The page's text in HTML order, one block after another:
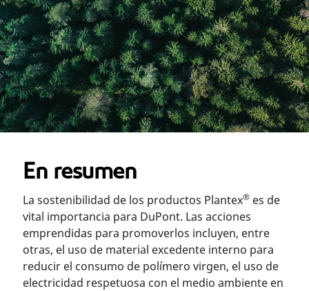
En resumen
La sostenibilidad de los productos Plantex® es de
vital importancia para DuPont. Las acciones
emprendidas para promoverlos incluyen, entre
otras, el uso de material excedente interno para
reducir el consumo de polímero virgen, el uso de
electricidad respetuosa con el medio ambiente en